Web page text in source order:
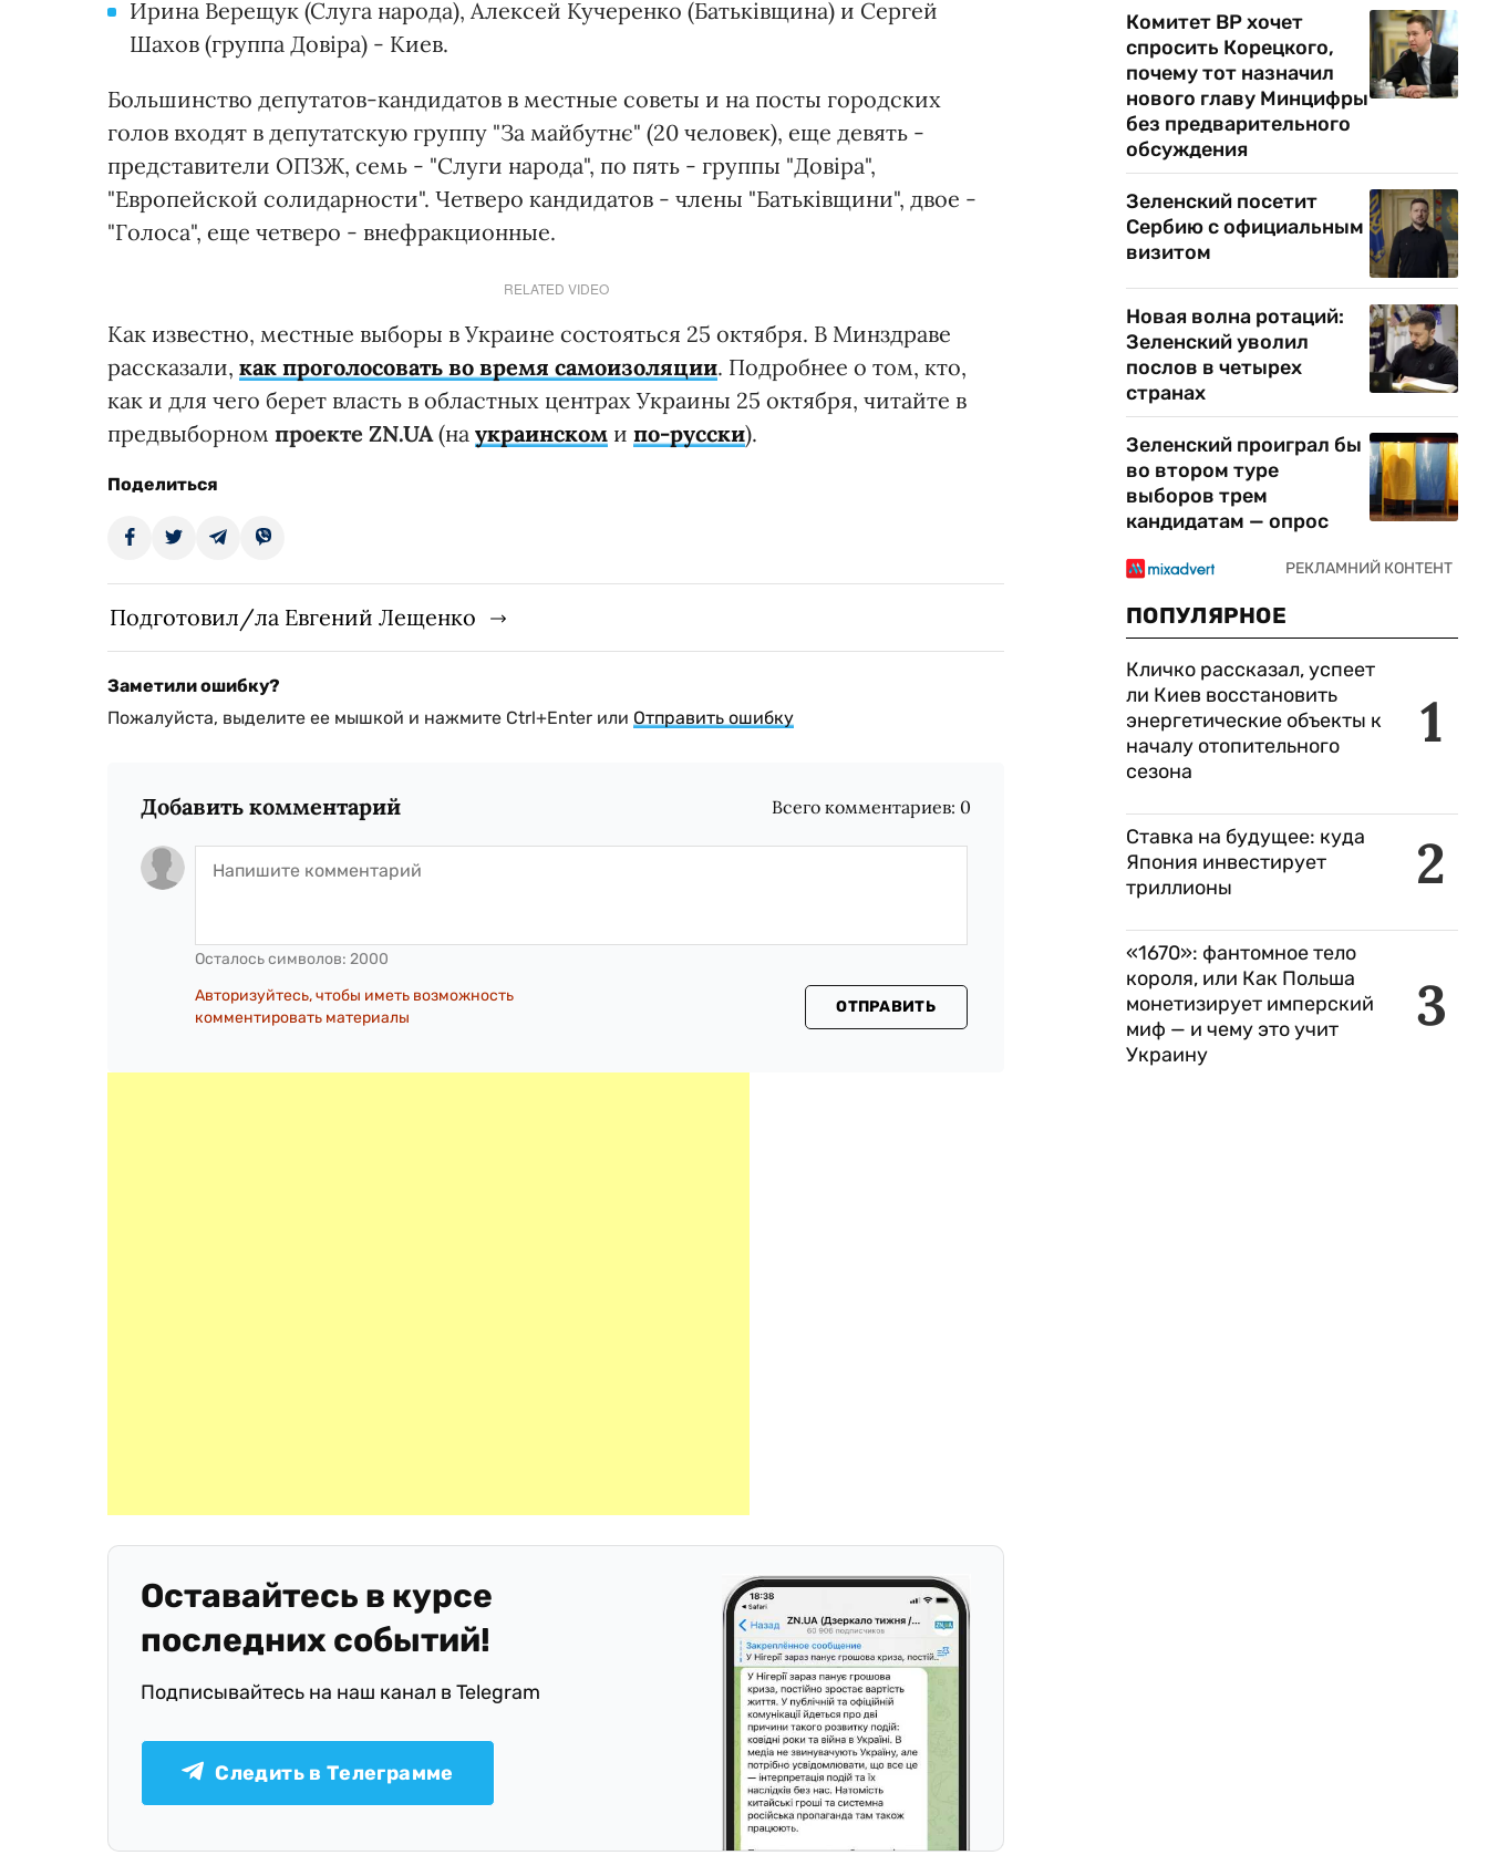
Ирина Верещук (Слуга народа), Алексей Кучеренко (Батьківщина) и Сергей
Шахов (группа Довіра) - Киев.
Большинство депутатов-кандидатов в местные советы и на посты городских
голов входят в депутатскую группу "За майбутнє" (20 человек), еще девять -
представители ОПЗЖ, семь - "Слуги народа", по пять - группы "Довіра",
"Европейской солидарности". Четверо кандидатов - члены "Батьківщини", двое -
"Голоса", еще четверо - внефракционные.
RELATED VIDEO
Как известно, местные выборы в Украине состояться 25 октября. В Минздраве
рассказали, как проголосовать во время самоизоляции. Подробнее о том, кто,
как и для чего берет власть в областных центрах Украины 25 октября, читайте в
предвыборном проекте ZN.UA(на украинском и по-русски).
Поделиться
Подготовил/ла Евгений Лещенко
Заметили ошибку?
Пожалуйста, выделите ее мышкой и нажмите Ctrl+Enter или Отправить ошибку
Добавить комментарий Всего комментариев: 0
Осталось символов: 2000
Авторизуйтесь, чтобы иметь возможность
комментировать материалы
ОТПРАВИТЬ
Оставайтесь в курсе
последних событий!
Подписывайтесь на наш канал в Telegram
Следить в Телеграмме
Комитет ВР хочет
спросить Корецкого,
почему тот назначил
нового главу Минцифры
без предварительного
обсуждения
Зеленский посетит
Сербию с официальным
визитом
Новая волна ротаций:
Зеленский уволил
послов в четырех
странах
Зеленский проиграл бы
во втором туре
выборов трем
кандидатам — опрос
ПОПУЛЯРНОЕ
1
Кличко рассказал, успеет
ли Киев восстановить
энергетические объекты к
началу отопительного
сезона
2
Ставка на будущее: куда
Япония инвестирует
триллионы
3
«1670»: фантомное тело
короля, или Как Польша
монетизирует имперский
миф — и чему это учит
Украину